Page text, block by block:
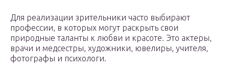
Для реализации зрительники часто выбирают
профессии, в которых могут раскрыть свои
природные таланты к любви и красоте. Это актеры,
врачи и медсестры, художники, ювелиры, учителя,
фотографы и психологи.